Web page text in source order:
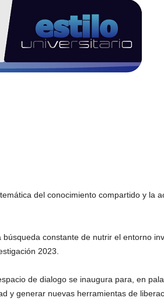
del conocimiento compartido y la
constante de nutrir el entorno
2023.
de dialogo se inaugura para, en
y generar nuevas herramientas de